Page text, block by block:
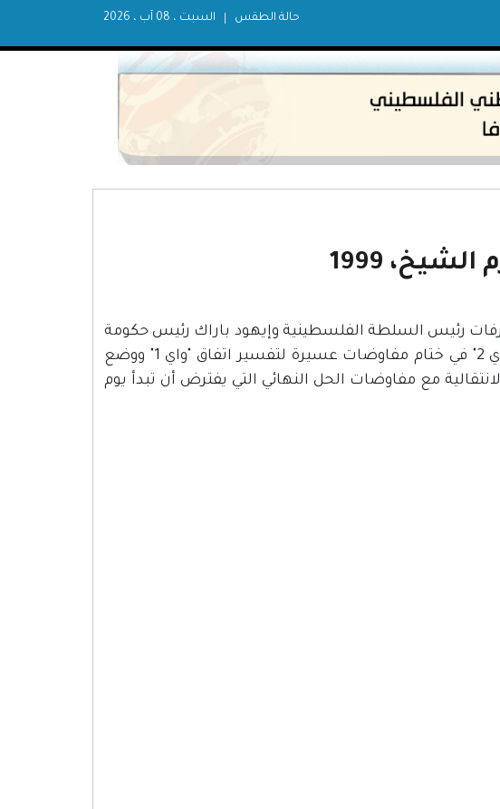
السبت ، 08 آب ، 2026 حالة الطقس
1999
وقع كل من ياسر عرفات رئيس السلطة الفلسطينية وإيهود باراك رئيس حكومة
إسرائيل مذكرة شرم الشيخ التي أطلق عليها اسم "واي 2" في ختام مفاوضات عسيرة لتفسير اتفاق "واي 1" ووضع
مع مفاوضات الحل النهائي التي يفترض أن تبدأ يوم